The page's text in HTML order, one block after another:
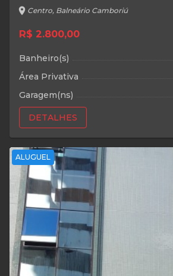
location_on Centro, Balneário Camboriú
R$ 2.800,00
Banheiro(s)
Área Privativa
Garagem(ns)
DETALHES
ALUGUEL